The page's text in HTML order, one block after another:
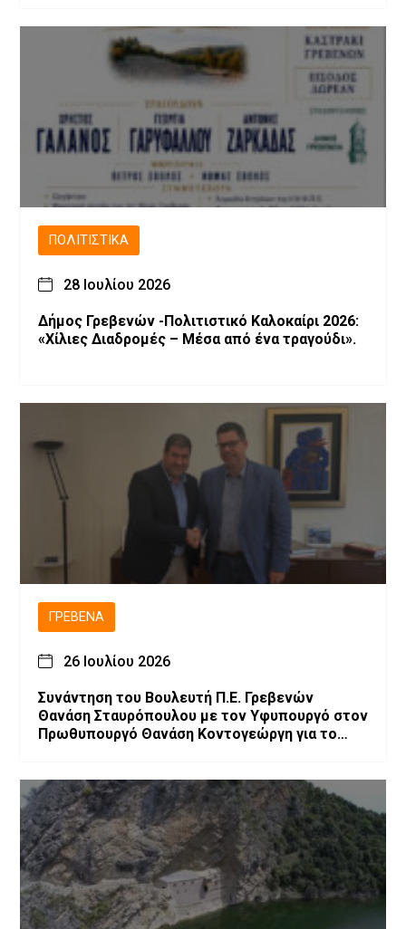
ΠΟΛΙΤΙΣΤΙΚΆ
28 Ιουλίου 2026
Δήμος Γρεβενών -Πολιτιστικό Καλοκαίρι 2026:
«Χίλιες Διαδρομές – Μέσα από ένα τραγούδι».
ΓΡΕΒΕΝΆ
26 Ιουλίου 2026
Συνάντηση του Βουλευτή Π.Ε. Γρεβενών
Θανάση Σταυρόπουλου με τον Υφυπουργό στον
Πρωθυπουργό Θανάση Κοντογεώργη για το